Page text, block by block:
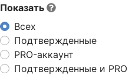
Показать
Всех
Подтвержденные
PRO-аккаунт
Подтвержденные и PRO